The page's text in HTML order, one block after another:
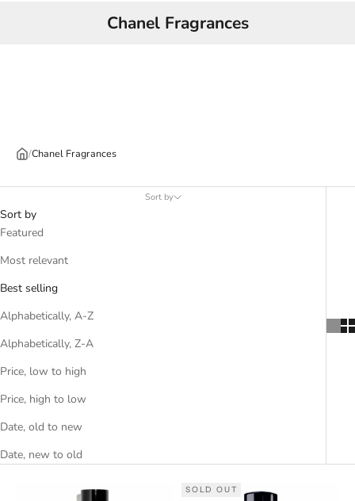
Chanel Fragrances
/Chanel Fragrances
Sort by
Sort by
Featured
Most relevant
Best selling
Alphabetically, A-Z
Alphabetically, Z-A
Price, low to high
Price, high to low
Date, old to new
Date, new to old
SOLD OUT